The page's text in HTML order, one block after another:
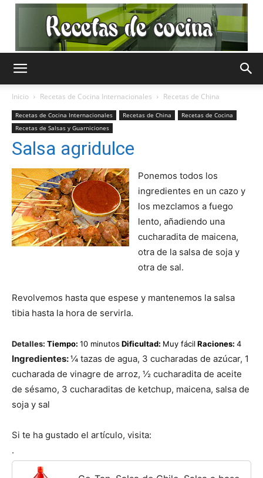
Cocina
Gratis
Receta
Cocina
Inicio Recetas de Cocina Internacionales Recetas de China
Recetas de Cocina Internacionales Recetas de China
Recetas de Cocina
Recetas de Salsas y Guarniciones
Salsa agridulce
Ponemos todos los
ingredientes en un cazo y
los mezclamos a fuego
lento, añadiendo una
cucharadita de maicena,
otra de la salsa de soja y
otra de sal.
Revolvemos hasta que espese y mantenemos la salsa
tibia hasta la hora de servirla.
Detalles: Tiempo: 10 minutos Dificultad: Muy fácil Raciones: 4
Ingredientes:¼ tazas de agua, 3 cucharadas de azúcar, 1
cucharada de vinagre de arroz, ½ cucharadita de aceite
de sésamo, 3 cucharaditas de ketchup, maicena, salsa de
soja y sal
Si te ha gustado el artículo, visita:
.